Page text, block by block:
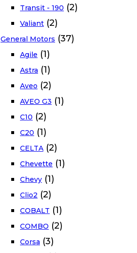
Transit - 190 (2)
Valiant (2)
General Motors (37)
Agile (1)
Astra (1)
Aveo (2)
AVEO G3 (1)
C10 (2)
C20 (1)
CELTA (2)
Chevette (1)
Chevy (1)
Clio2 (2)
COBALT (1)
COMBO (2)
Corsa (3)